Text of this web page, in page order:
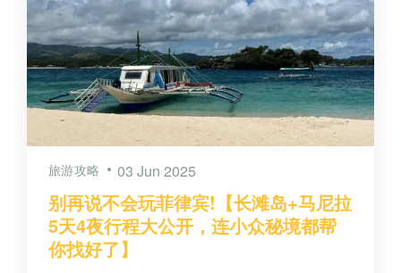
旅游攻略 03 Jun 2025
别再说不会玩菲律宾!【长滩岛+马尼拉
5天4夜行程大公开，连小众秘境都帮
你找好了】